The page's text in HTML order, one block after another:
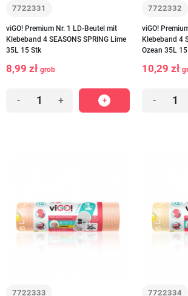
7722331
viGO! Premium Nr. 1 LD-Beutel mit
Klebeband 4 SEASONS SPRING Lime
35L 15 Stk
8,99 zł grob
- +
7722332
viGO!
Klebeband 4
Ozean 35L
10,29 zł
-
7722333 7722334